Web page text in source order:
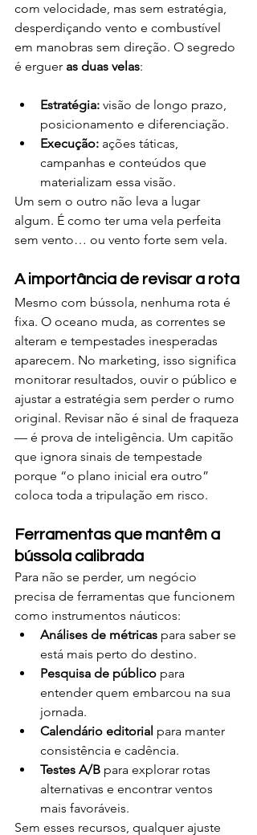
com velocidade, mas sem estratégia,
desperdiçando vento e combustível
em manobras sem direção. O segredo
é erguer as duas velas:
Estratégia: visão de longo prazo,
posicionamento e diferenciação.
Execução: ações táticas,
campanhas e conteúdos que
materializam essa visão.
Um sem o outro não leva a lugar
algum. É como ter uma vela perfeita
sem vento… ou vento forte sem vela.
A importância de revisar a rota
Mesmo com bússola, nenhuma rota é
fixa. O oceano muda, as correntes se
alteram e tempestades inesperadas
aparecem. No marketing, isso significa
monitorar resultados, ouvir o público e
ajustar a estratégia sem perder o rumo
original. Revisar não é sinal de fraqueza
— é prova de inteligência. Um capitão
que ignora sinais de tempestade
porque “o plano inicial era outro”
coloca toda a tripulação em risco.
Ferramentas que mantêm a
bússola calibrada
Para não se perder, um negócio
precisa de ferramentas que funcionem
como instrumentos náuticos:
Análises de métricas para saber se
está mais perto do destino.
Pesquisa de público para
entender quem embarcou na sua
jornada.
Calendário editorial para manter
consistência e cadência.
Testes A/B para explorar rotas
alternativas e encontrar ventos
mais favoráveis.
Sem esses recursos, qualquer ajuste